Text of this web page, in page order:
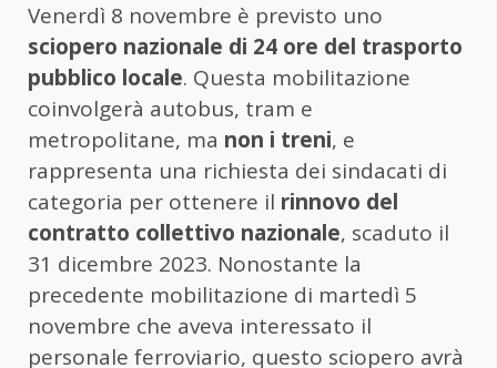
Venerdì 8 novembre è previsto uno
sciopero nazionale di 24 ore del trasporto
pubblico locale. Questa mobilitazione
coinvolgerà autobus, tram e
metropolitane, ma non i treni, e
rappresenta una richiesta dei sindacati di
categoria per ottenere il rinnovo del
contratto collettivo nazionale, scaduto il
31 dicembre 2023. Nonostante la
precedente mobilitazione di martedì 5
novembre che aveva interessato il
personale ferroviario, questo sciopero avrà